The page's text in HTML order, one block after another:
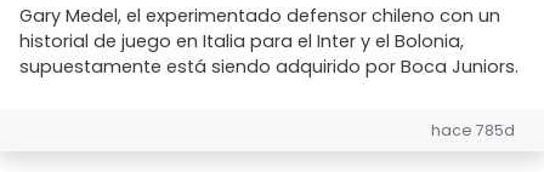
Gary Medel, el experimentado defensor chileno con un
historial de juego en Italia para el Inter y el Bolonia,
supuestamente está siendo adquirido por Boca Juniors.
hace 785d